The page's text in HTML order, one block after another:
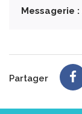
Messagerie :
Partager